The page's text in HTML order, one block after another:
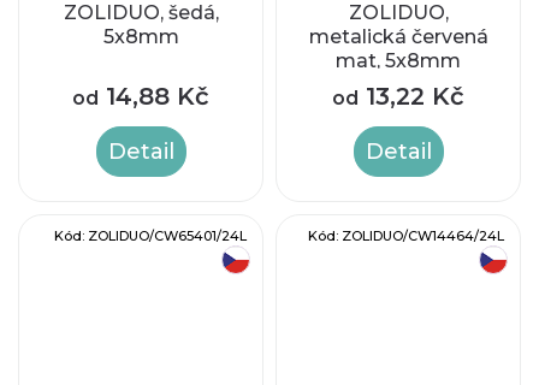
ZOLIDUO, šedá,
5x8mm
od 14,88 Kč
Detail
ZOLIDUO,
metalická červená
mat, 5x8mm
od 13,22 Kč
Detail
Kód: ZOLIDUO/CW65401/24L Kód: ZOLIDUO/CW14464/24L